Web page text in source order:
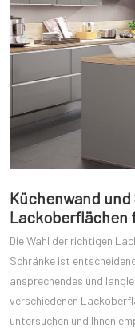
Küchenwand
Lackoberflächen
Die Wahl der richtigen
Schränke ist
ansprechendes und
verschiedenen
untersuchen und Ihnen